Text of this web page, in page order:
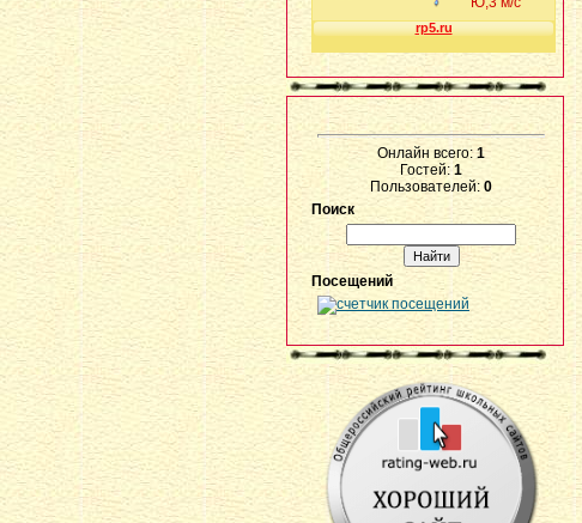
Онлайн всего: 1
Гостей: 1
Пользователей: 0
Поиск
Посещений